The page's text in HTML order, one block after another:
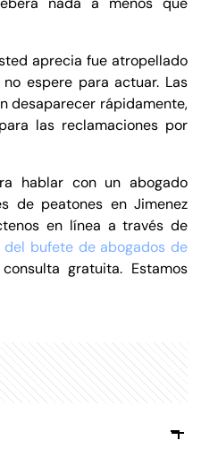
aprecia fue atropellado
espere para actuar. Las
desaparecer rápidamente,
las reclamaciones por
hablar con un abogado
de peatones en Jimenez
en línea a través de
bufete de abogados de
gratuita. Estamos